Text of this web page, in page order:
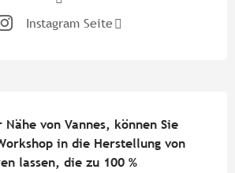
Instagram Seite
von Vannes, können Sie
in die Herstellung von
lassen, die zu 100 %